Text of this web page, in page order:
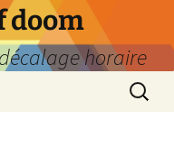
doom
horaire